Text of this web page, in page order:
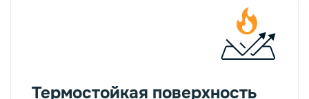
Термостойкая поверхность